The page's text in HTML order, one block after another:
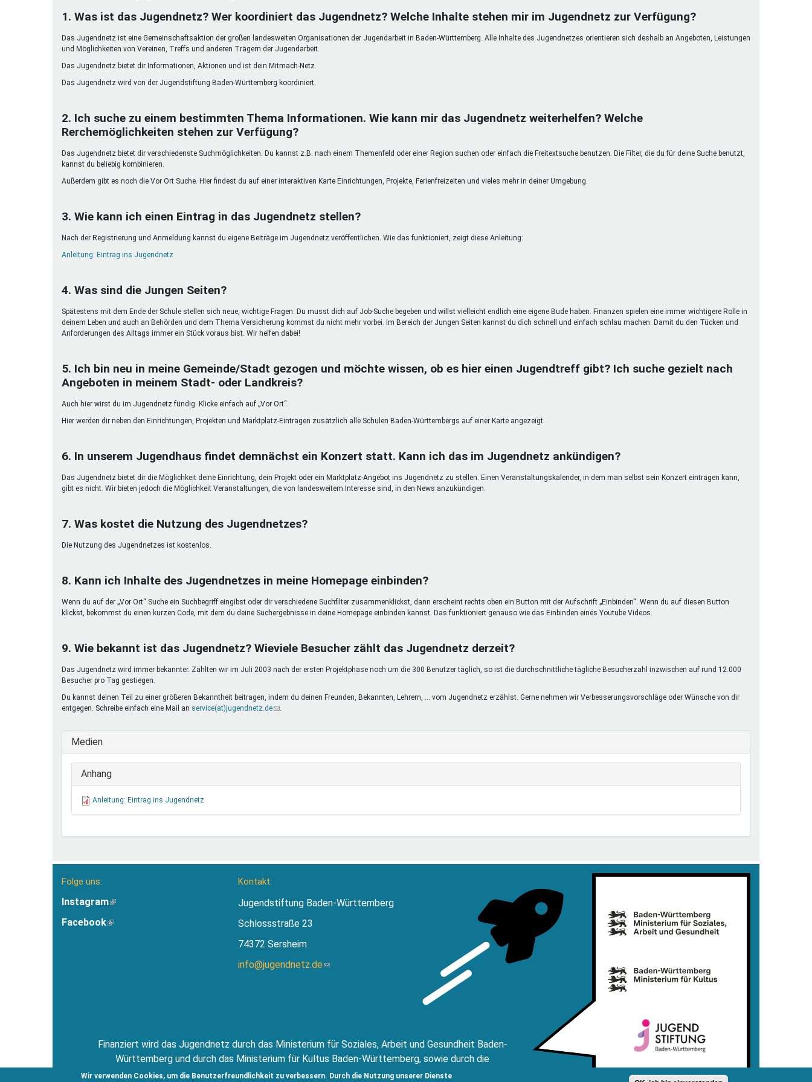
Wir verwenden Cookies, um die Benutzerfreundlichkeit zu verbessern. Durch die Nutzung unserer Dienste
Vielfaltcoach
Umweltmentoren
SMpfau (SMV)
SMV im Kultusportal
Vielfaltcoach
Jugendarbeitsnetz
1. Was ist das Jugendnetz? Wer koordiniert das Jugendnetz? Welche Inhalte stehen mir im Jugendnetz zur Verfügung?
Das Jugendnetz ist eine Gemeinschaftsaktion der großen landesweiten Organisationen der Jugendarbeit in Baden-Württemberg. Alle Inhalte des Jugendnetzes orientieren sich deshalb an Angeboten, Leistungen
und Möglichkeiten von Vereinen, Treffs und anderen Trägern der Jugendarbeit.
Das Jugendnetz bietet dir Informationen, Aktionen und ist dein Mitmach-Netz.
Das Jugendnetz wird von der Jugendstiftung Baden-Württemberg koordiniert.
2. Ich suche zu einem bestimmten Thema Informationen. Wie kann mir das Jugendnetz weiterhelfen? Welche
Rerchemöglichkeiten stehen zur Verfügung?
Das Jugendnetz bietet dir verschiedenste Suchmöglichkeiten. Du kannst z.B. nach einem Themenfeld oder einer Region suchen oder einfach die Freitextsuche benutzen. Die Filter, die du für deine Suche benutzt,
kannst du beliebig kombinieren.
Außerdem gibt es noch die Vor Ort Suche. Hier findest du auf einer interaktiven Karte Einrichtungen, Projekte, Ferienfreizeiten und vieles mehr in deiner Umgebung.
3. Wie kann ich einen Eintrag in das Jugendnetz stellen?
Nach der Registrierung und Anmeldung kannst du eigene Beiträge im Jugendnetz veröffentlichen. Wie das funktioniert, zeigt diese Anleitung:
Anleitung: Eintrag ins Jugendnetz
4. Was sind die Jungen Seiten?
Spätestens mit dem Ende der Schule stellen sich neue, wichtige Fragen. Du musst dich auf Job-Suche begeben und willst vielleicht endlich eine eigene Bude haben. Finanzen spielen eine immer wichtigere Rolle in
deinem Leben und auch an Behörden und dem Thema Versicherung kommst du nicht mehr vorbei. Im Bereich der Jungen Seiten kannst du dich schnell und einfach schlau machen. Damit du den Tücken und
Anforderungen des Alltags immer ein Stück voraus bist. Wir helfen dabei!
5. Ich bin neu in meine Gemeinde/Stadt gezogen und möchte wissen, ob es hier einen Jugendtreff gibt? Ich suche gezielt nach
Angeboten in meinem Stadt- oder Landkreis?
Auch hier wirst du im Jugendnetz fündig. Klicke einfach auf „Vor Ort“.
Hier werden dir neben den Einrichtungen, Projekten und Marktplatz-Einträgen zusätzlich alle Schulen Baden-Württembergs auf einer Karte angezeigt.
6. In unserem Jugendhaus findet demnächst ein Konzert statt. Kann ich das im Jugendnetz ankündigen?
Das Jugendnetz bietet dir die Möglichkeit deine Einrichtung, dein Projekt oder ein Marktplatz-Angebot ins Jugendnetz zu stellen. Einen Veranstaltungskalender, in dem man selbst sein Konzert eintragen kann,
gibt es nicht. Wir bieten jedoch die Möglichkeit Veranstaltungen, die von landesweitem Interesse sind, in den News anzukündigen.
7. Was kostet die Nutzung des Jugendnetzes?
Die Nutzung des Jugendnetzes ist kostenlos.
8. Kann ich Inhalte des Jugendnetzes in meine Homepage einbinden?
Wenn du auf der „Vor Ort“ Suche ein Suchbegriff eingibst oder dir verschiedene Suchfilter zusammenklickst, dann erscheint rechts oben ein Button mit der Aufschrift „Einbinden“. Wenn du auf diesen Button
klickst, bekommst du einen kurzen Code, mit dem du deine Suchergebnisse in deine Homepage einbinden kannst. Das funktioniert genauso wie das Einbinden eines Youtube Videos.
9. Wie bekannt ist das Jugendnetz? Wieviele Besucher zählt das Jugendnetz derzeit?
Das Jugendnetz wird immer bekannter. Zählten wir im Juli 2003 nach der ersten Projektphase noch um die 300 Benutzer täglich, so ist die durchschnittliche tägliche Besucherzahl inzwischen auf rund 12.000
Besucher pro Tag gestiegen.
Du kannst deinen Teil zu einer größeren Bekanntheit beitragen, indem du deinen Freunden, Bekannten, Lehrern, ... vom Jugendnetz erzählst. Gerne nehmen wir Verbesserungsvorschläge oder Wünsche von dir
entgegen. Schreibe einfach eine Mail an service(at)jugendnetz.de(Link
E-
.
Medien
Anhang
Anleitung: Eintrag ins Jugendnetz
Folge uns:
Instagram(Link
extern)
Facebook(Link
Kontakt:
Jugendstiftung Baden-Württemberg
Schlossstraße 23
74372 Sersheim
info@jugendnetz.de(Link
Finanziert wird das Jugendnetz durch das Ministerium für Soziales, Arbeit und Gesundheit Baden-
Württemberg und durch das Ministerium für Kultus Baden-Württemberg, sowie durch die
Jugendstiftung Baden Württemberg.